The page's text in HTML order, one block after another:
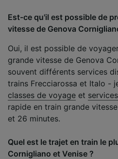
Est-ce qu'il est possible de
vitesse de Genova
Oui, il est possible de
grande vitesse de Genova
souvent différents services
trains Frecciarossa et Italo -
classes de voyage et
rapide en train grande
et 26 minutes.
Quel est le trajet en train le
Cornigliano et Venise ?